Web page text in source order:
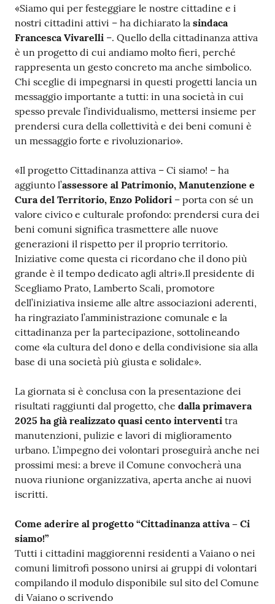
«Siamo qui per festeggiare le nostre cittadine e i
nostri cittadini attivi – ha dichiarato la sindaca
Francesca Vivarelli –. Quello della cittadinanza attiva
è un progetto di cui andiamo molto fieri, perché
rappresenta un gesto concreto ma anche simbolico.
Chi sceglie di impegnarsi in questi progetti lancia un
messaggio importante a tutti: in una società in cui
spesso prevale l’individualismo, mettersi insieme per
prendersi cura della collettività e dei beni comuni è
un messaggio forte e rivoluzionario».
«Il progetto Cittadinanza attiva – Ci siamo! – ha
aggiunto l’assessore al Patrimonio, Manutenzione e
Cura del Territorio, Enzo Polidori – porta con sé un
valore civico e culturale profondo: prendersi cura dei
beni comuni significa trasmettere alle nuove
generazioni il rispetto per il proprio territorio.
Iniziative come questa ci ricordano che il dono più
grande è il tempo dedicato agli altri».Il presidente di
Scegliamo Prato, Lamberto Scali, promotore
dell’iniziativa insieme alle altre associazioni aderenti,
ha ringraziato l’amministrazione comunale e la
cittadinanza per la partecipazione, sottolineando
come «la cultura del dono e della condivisione sia alla
base di una società più giusta e solidale».
La giornata si è conclusa con la presentazione dei
risultati raggiunti dal progetto, che dalla primavera
2025 ha già realizzato quasi cento interventi tra
manutenzioni, pulizie e lavori di miglioramento
urbano. L’impegno dei volontari proseguirà anche nei
prossimi mesi: a breve il Comune convocherà una
nuova riunione organizzativa, aperta anche ai nuovi
iscritti.
Come aderire al progetto “Cittadinanza attiva – Ci
siamo!”
Tutti i cittadini maggiorenni residenti a Vaiano o nei
comuni limitrofi possono unirsi ai gruppi di volontari
compilando il modulo disponibile sul sito del Comune
di Vaiano o scrivendo